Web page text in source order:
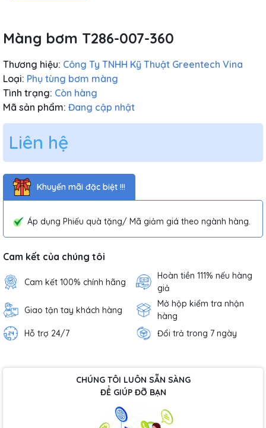
Màng bơm T286-007-360
Thương hiệu: Công Ty TNHH Kỹ Thuật Greentech Vina
Loại: Phụ tùng bơm màng
Tình trạng: Còn hàng
Mã sản phẩm: Đang cập nhật
Liên hệ
Khuyến mãi đặc biệt !!!
Áp dụng Phiếu quà tặng/ Mã giảm giá theo ngành hàng.
Cam kết của chúng tôi
Cam kết 100% chính hãng
Hoàn tiền 111% nếu hàng
giả
Giao tận tay khách hàng
Mở hộp kiểm tra nhận
hàng
Hỗ trợ 24/7
Đổi trả trong 7 ngày
CHÚNG TÔI LUÔN SẴN SÀNG
ĐỂ GIÚP ĐỠ BẠN